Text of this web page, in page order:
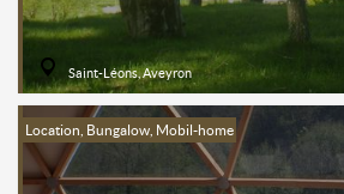
Saint-Léons, Aveyron
Location, Bungalow, Mobil-home